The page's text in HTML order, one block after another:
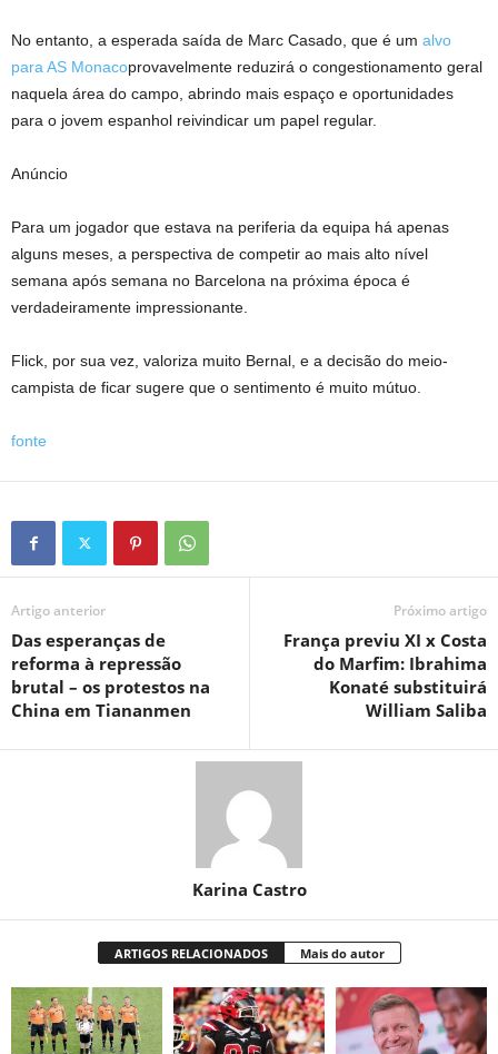
No entanto, a esperada saída de Marc Casado, que é um alvo
para AS Monacoprovavelmente reduzirá o congestionamento geral
naquela área do campo, abrindo mais espaço e oportunidades
para o jovem espanhol reivindicar um papel regular.
Anúncio
Para um jogador que estava na periferia da equipa há apenas
alguns meses, a perspectiva de competir ao mais alto nível
semana após semana no Barcelona na próxima época é
verdadeiramente impressionante.
Flick, por sua vez, valoriza muito Bernal, e a decisão do meio-
campista de ficar sugere que o sentimento é muito mútuo.
fonte
Artigo anterior
Das esperanças de
reforma à repressão
brutal – os protestos na
China em Tiananmen
Próximo artigo
França previu XI x Costa
do Marfim: Ibrahima
Konaté substituirá
William Saliba
Karina Castro
ARTIGOS RELACIONADOS Mais do autor